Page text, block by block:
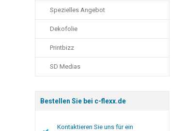
Spezielles Angebot
Dekofolie
Printbizz
SD Medias
Bestellen Sie bei c-flexx.de
Kontaktieren Sie uns für ein